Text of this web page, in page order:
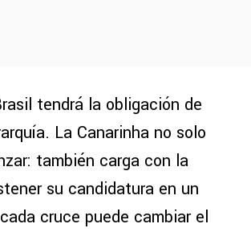
tendrá la obligación de
La Canarinha no solo
también carga con la
su candidatura en un
cruce puede cambiar el